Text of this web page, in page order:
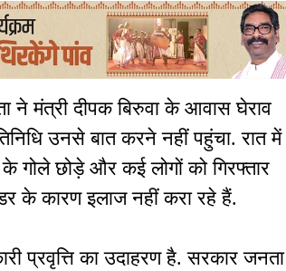
ने मंत्री दीपक बिरुवा के आवास घेराव
उनसे बात करने नहीं पहुंचा. रात में
गोले छोड़े और कई लोगों को गिरफ्तार
के कारण इलाज नहीं करा रहे हैं.
प्रवृत्ति का उदाहरण है. सरकार जनता